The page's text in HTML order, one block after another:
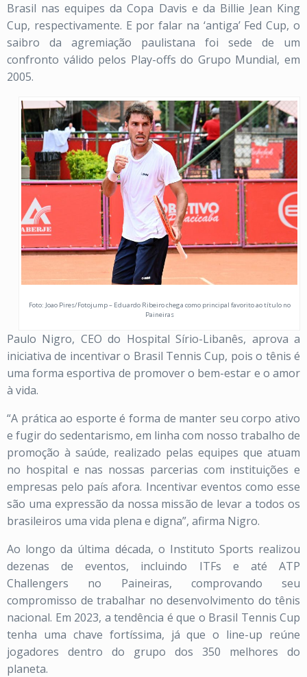
Brasil nas equipes da Copa Davis e da Billie Jean King
Cup, respectivamente. E por falar na ‘antiga’ Fed Cup, o
saibro da agremiação paulistana foi sede de um
confronto válido pelos Play-offs do Grupo Mundial, em
2005.
Foto: Joao Pires/Fotojump – Eduardo Ribeiro chega como principal favorito ao título no
Paineiras
Paulo Nigro, CEO do Hospital Sírio-Libanês, aprova a
iniciativa de incentivar o Brasil Tennis Cup, pois o tênis é
uma forma esportiva de promover o bem-estar e o amor
à vida.
“A prática ao esporte é forma de manter seu corpo ativo
e fugir do sedentarismo, em linha com nosso trabalho de
promoção à saúde, realizado pelas equipes que atuam
no hospital e nas nossas parcerias com instituições e
empresas pelo país afora. Incentivar eventos como esse
são uma expressão da nossa missão de levar a todos os
brasileiros uma vida plena e digna”, afirma Nigro.
Ao longo da última década, o Instituto Sports realizou
dezenas de eventos, incluindo ITFs e até ATP
Challengers no Paineiras, comprovando seu
compromisso de trabalhar no desenvolvimento do tênis
nacional. Em 2023, a tendência é que o Brasil Tennis Cup
tenha uma chave fortíssima, já que o line-up reúne
jogadores dentro do grupo dos 350 melhores do
planeta.